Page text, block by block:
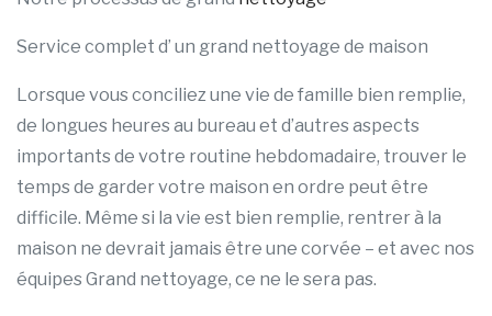
Service complet d’ un grand nettoyage de maison
Lorsque vous conciliez une vie de famille bien remplie,
de longues heures au bureau et d’autres aspects
importants de votre routine hebdomadaire, trouver le
temps de garder votre maison en ordre peut être
difficile. Même si la vie est bien remplie, rentrer à la
maison ne devrait jamais être une corvée – et avec nos
équipes Grand nettoyage, ce ne le sera pas.